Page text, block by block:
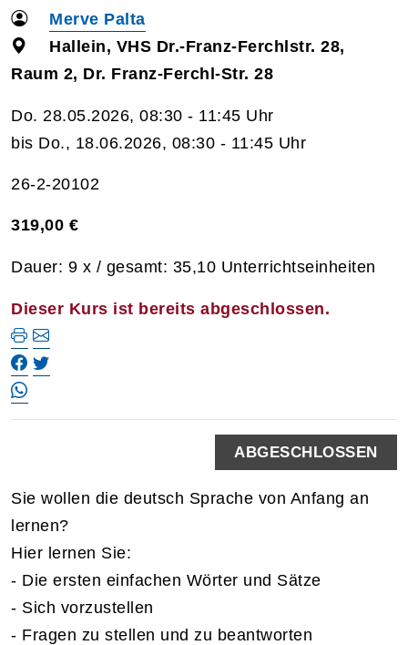
Merve Palta
Hallein, VHS Dr.-Franz-Ferchlstr. 28,
Raum 2, Dr. Franz-Ferchl-Str. 28
Do. 28.05.2026, 08:30 - 11:45 Uhr
bis Do., 18.06.2026, 08:30 - 11:45 Uhr
26-2-20102
319,00 €
Dauer: 9 x / gesamt: 35,10 Unterrichtseinheiten
Dieser Kurs ist bereits abgeschlossen.
ABGESCHLOSSEN
Sie wollen die deutsch Sprache von Anfang an
lernen?
Hier lernen Sie:
- Die ersten einfachen Wörter und Sätze
- Sich vorzustellen
- Fragen zu stellen und zu beantworten